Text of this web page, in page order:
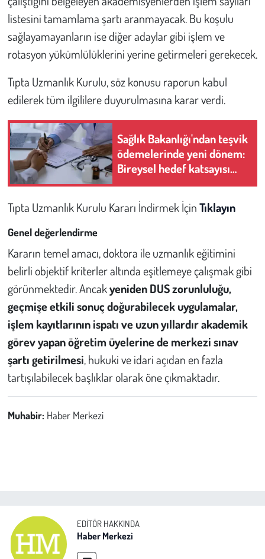
listesini tamamlama şartı aranmayacak. Bu koşulu
sağlayamayanların ise diğer adaylar gibi işlem ve
rotasyon yükümlülüklerini yerine getirmeleri gerekecek.
Tıpta Uzmanlık Kurulu, söz konusu raporun kabul
edilerek tüm ilgililere duyurulmasına karar verdi.
Sağlık Bakanlığı'ndan teşvik
ödemelerinde yeni dönem:
Bireysel hedef katsayısı
yürürlüğe girdi
Tıpta Uzmanlık Kurulu Kararı İndirmek İçinTıklayın
Genel değerlendirme
Kararın temel amacı, doktora ile uzmanlık eğitimini
belirli objektif kriterler altında eşitlemeye çalışmak gibi
görünmektedir. Ancakyeniden DUS zorunluluğu,
geçmişe etkili sonuç doğurabilecek uygulamalar,
işlem kayıtlarının ispatı ve uzun yıllardır akademik
görev yapan öğretim üyelerine de merkezi sınav
şartı getirilmesi, hukuki ve idari açıdan en fazla
tartışılabilecek başlıklar olarak öne çıkmaktadır.
Muhabir: Haber Merkezi
EDITÖR HAKKINDA
Haber Merkezi